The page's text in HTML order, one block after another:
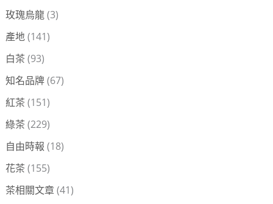
玫瑰烏龍(3)
產地(141)
白茶 (93)
知名品牌(67)
紅茶 (151)
綠茶 (229)
自由時報 (18)
花茶 (155)
茶相關文章(41)